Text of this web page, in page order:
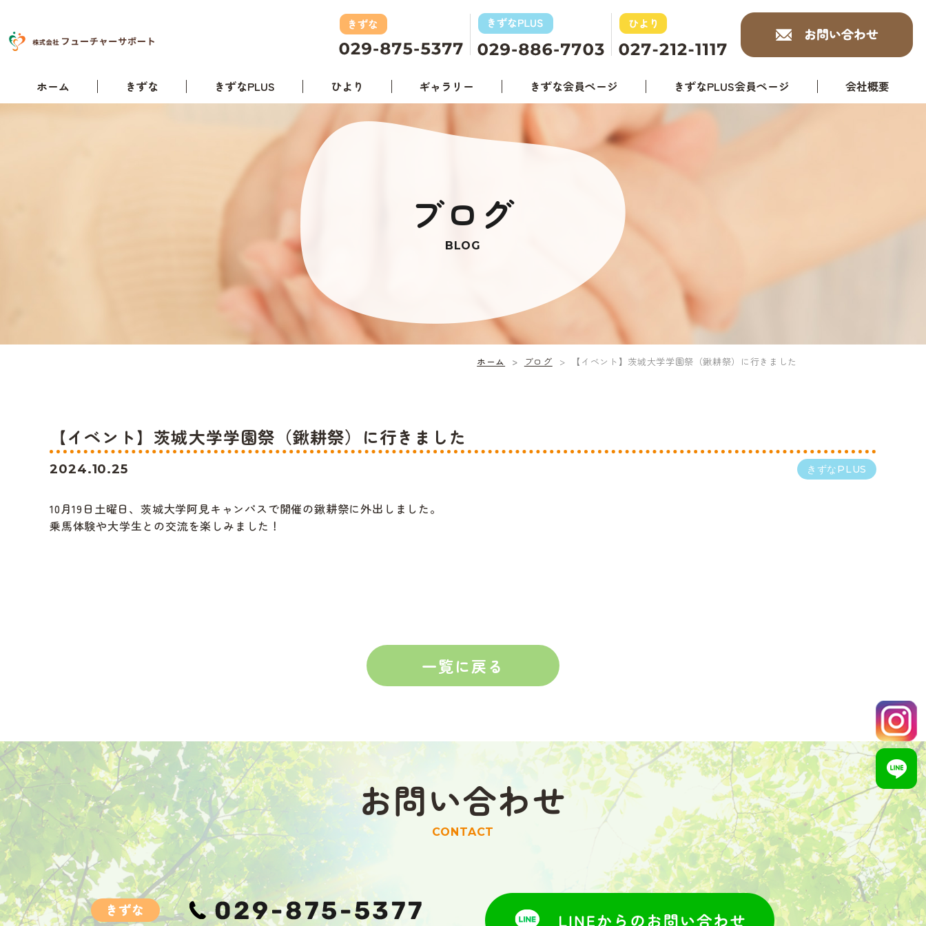
ホーム きずな きずなPLUS ひより ギャラリー きずな会員ページ きずなPLUS会員ページ 会社概要
ブログ
BLOG
ホーム ブログ 【イベント】茨城大学学園祭（鍬耕祭）に行きました
【イベント】茨城大学学園祭（鍬耕祭）に行きました
2024.10.25 きずなPLUS
10月19日土曜日、茨城大学阿見キャンパスで開催の鍬耕祭に外出しました。
乗馬体験や大学生との交流を楽しみました！
一覧に戻る
お問い合わせ
CONTACT